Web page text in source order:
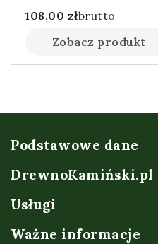
108,00 złbrutto
Zobacz produkt
Podstawowe dane
DrewnoKamiński.pl
Usługi
Ważne informacje